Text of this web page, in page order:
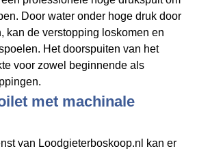
Door water onder hoge druk door
kan de verstopping loskomen en
Het doorspuiten van het
voor zowel beginnende als
met machinale
van Loodgieterboskoop.nl kan er